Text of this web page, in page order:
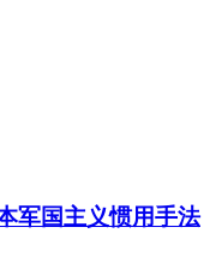
军国主义惯用手法